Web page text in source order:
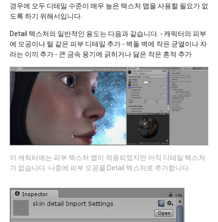
경우에 모두 디테일 수준이 매우 높은 텍스처 맵을 사용할 필요가 없
도록 하기 위해서입니다.
Detail 텍스처의 일반적인 용도는 다음과 같습니다. - 캐릭터의 피부
에 모공이나 털 같은 피부 디테일 추가 - 벽돌 벽에 작은 균열이나 자
라는 이끼 추가 - 큰 금속 용기에 긁히거나 닳은 작은 흔적 추가
이 캐릭터에는 피부 텍스처 맵이 적용되었지만 아직 디테일 텍스처
가 없습니다. 나중에 피부 모공을 Detail 텍스처로 추가합니다.